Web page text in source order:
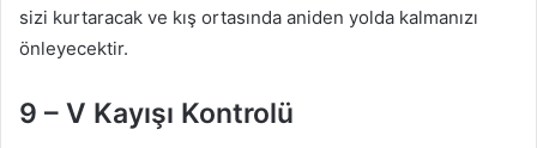
sizi kurtaracak ve kış ortasında aniden yolda kalmanızı
önleyecektir.
9 – V Kayışı Kontrolü